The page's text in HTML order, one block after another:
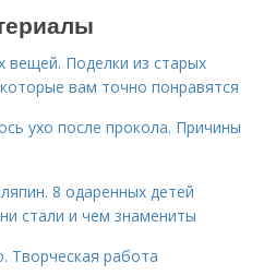
вещей. Поделки из старых
вам точно понравятся
ухо после прокола. Причины
8 одаренных детей
стали и чем знамениты
Творческая работа